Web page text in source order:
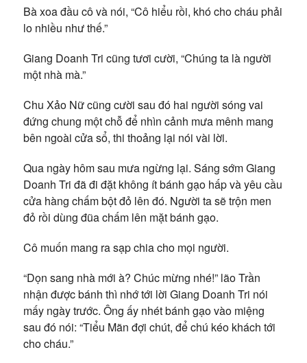
Bà xoa đầu cô và nói, “Cô hiểu rồi, khó cho cháu phải
lo nhiều như thế.”
Giang Doanh Tri cũng tươi cười, “Chúng ta là người
một nhà mà.”
Chu Xảo Nữ cũng cười sau đó hai người sóng vai
đứng chung một chỗ để nhìn cảnh mưa mênh mang
bên ngoài cửa sổ, thi thoảng lại nói vài lời.
Qua ngày hôm sau mưa ngừng lại. Sáng sớm Giang
Doanh Tri đã đi đặt không ít bánh gạo hấp và yêu cầu
cửa hàng chấm bột đỏ lên đó. Người ta sẽ trộn men
đỏ rồi dùng đũa chấm lên mặt bánh gạo.
Cô muốn mang ra sạp chia cho mọi người.
“Dọn sang nhà mới à? Chúc mừng nhé!” lão Trần
nhận được bánh thì nhớ tới lời Giang Doanh Tri nói
mấy ngày trước. Ông ấy nhét bánh gạo vào miệng
sau đó nói: “Tiểu Mãn đợi chút, để chú kéo khách tới
cho cháu.”